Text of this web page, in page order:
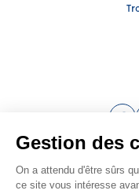
Raison sociale :
SIREN: 410524433 -